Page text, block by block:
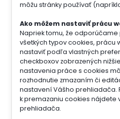
môžu stránky používať
Ako môžem nastaviť prácu
Napriek tomu, že
všetkých typov cookies, prácu
nastaviť podľa vlastných
checkboxov zobrazených
nastavenia práce s cookies
rozhodnutie zmazaním či
nastavení Vášho prehliadača.
k premazaniu cookies nájdete
prehliadača.